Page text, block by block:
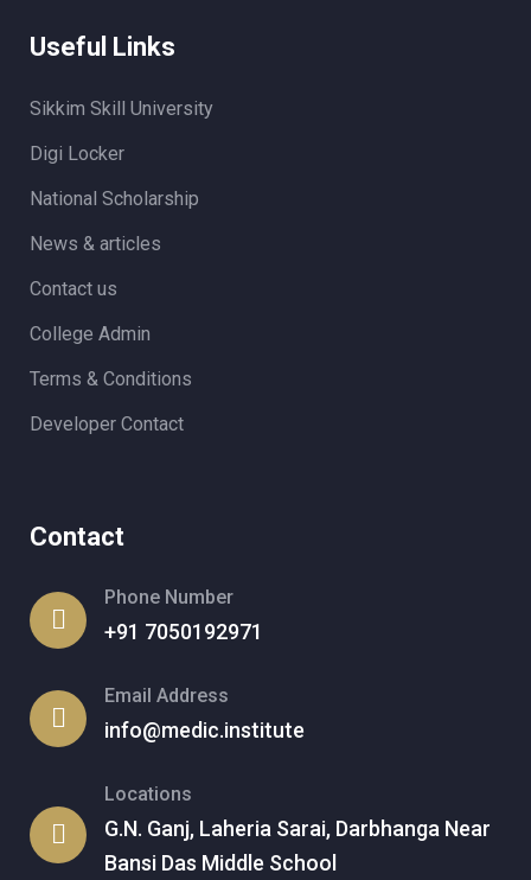
Useful Links
Sikkim Skill University
Digi Locker
National Scholarship
News & articles
Contact us
College Admin
Terms & Conditions
Developer Contact
Contact
Phone Number
+91 7050192971
Email Address
info@medic.institute
Locations
G.N. Ganj, Laheria Sarai, Darbhanga Near
Bansi Das Middle School